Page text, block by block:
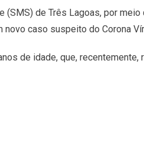
(SMS) de Três Lagoas, por
caso suspeito do Corona
de idade, que,